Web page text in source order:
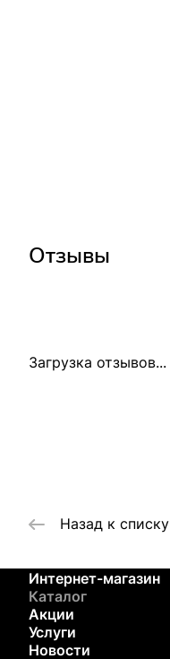
Отзывы
Загрузка отзывов...
Назад к списку
Интернет-магазин
Каталог
Акции
Услуги
Новости